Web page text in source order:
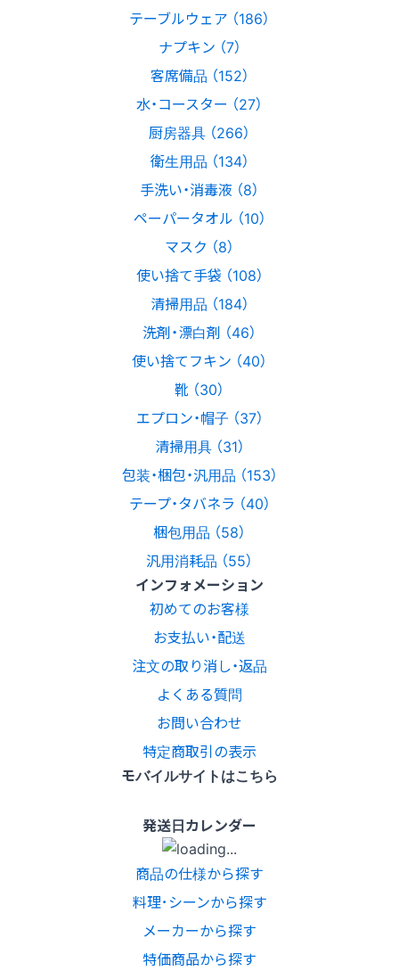
テーブルウェア （186）
ナプキン （7）
客席備品 （152）
水・コースター （27）
厨房器具 （266）
衛生用品 （134）
手洗い・消毒液 （8）
ペーパータオル （10）
マスク （8）
使い捨て手袋 （108）
清掃用品 （184）
洗剤・漂白剤 （46）
使い捨てフキン （40）
靴 （30）
エプロン・帽子 （37）
清掃用具 （31）
包装・梱包・汎用品 （153）
テープ・タバネラ （40）
梱包用品 （58）
汎用消耗品 （55）
インフォメーション
初めてのお客様
お支払い・配送
注文の取り消し・返品
よくある質問
お問い合わせ
特定商取引の表示
モバイルサイトはこちら
発送日カレンダー
商品の仕様から探す
料理･シーンから探す
メーカーから探す
特価商品から探す